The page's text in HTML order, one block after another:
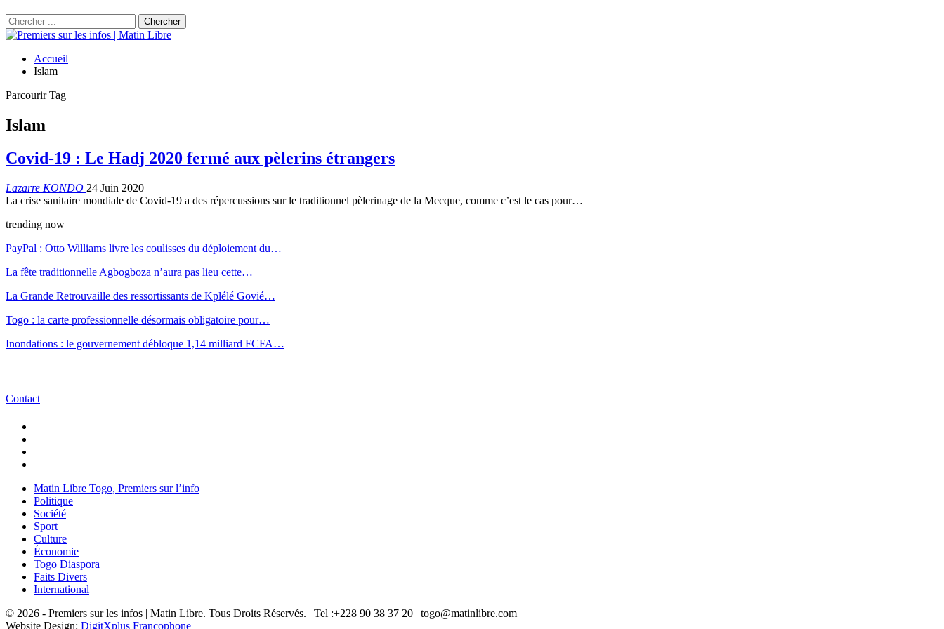
Accueil
Islam
Parcourir Tag
Islam
Covid-19 : Le Hadj 2020 fermé aux pèlerins étrangers
Lazarre KONDO 24 Juin 2020
La crise sanitaire mondiale de Covid-19 a des répercussions sur le traditionnel pèlerinage de la Mecque, comme c’est le cas pour…
trending now
PayPal : Otto Williams livre les coulisses du déploiement du…
La fête traditionnelle Agbogboza n’aura pas lieu cette…
La Grande Retrouvaille des ressortissants de Kplélé Govié…
Togo : la carte professionnelle désormais obligatoire pour…
Inondations : le gouvernement débloque 1,14 milliard FCFA…
Contact
Matin Libre Togo, Premiers sur l’info
Politique
Société
Sport
Culture
Économie
Togo Diaspora
Faits Divers
International
© 2026 - Premiers sur les infos | Matin Libre. Tous Droits Réservés. | Tel :+228 90 38 37 20 | togo@matinlibre.com
Website Design: DigitXplus Francophone